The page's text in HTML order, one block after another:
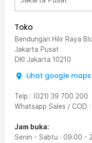
Toko
Bendungan Hilir Raya
Jakarta Pusat
DKI Jakarta 10210
Lihat google maps
Telp : (021) 39 700 200
Whatsapp Sales / COD :
Jam buka:
Senin - Sabtu : 09:00 -